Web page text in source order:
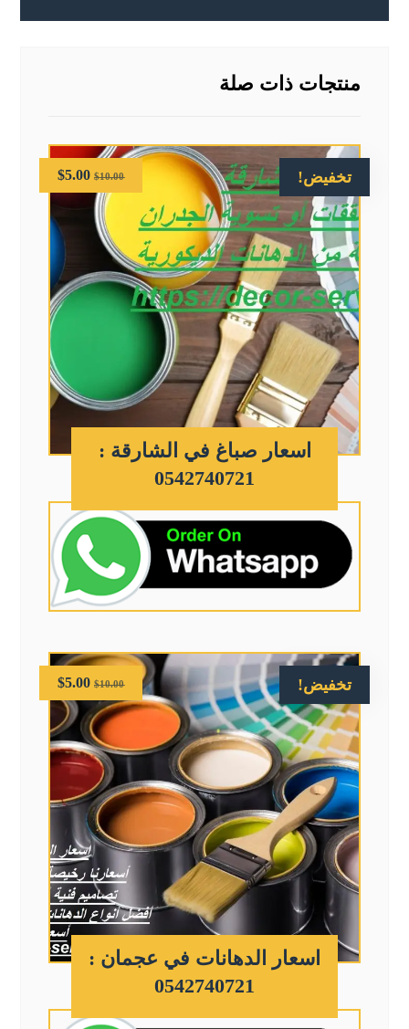
منتجات ذات صلة
تخفيض!
اسعار صباغ في الشارقة :
0542740721
$10.00
$5.00
تخفيض!
اسعار الدهانات في عجمان :
0542740721
$10.00
$5.00